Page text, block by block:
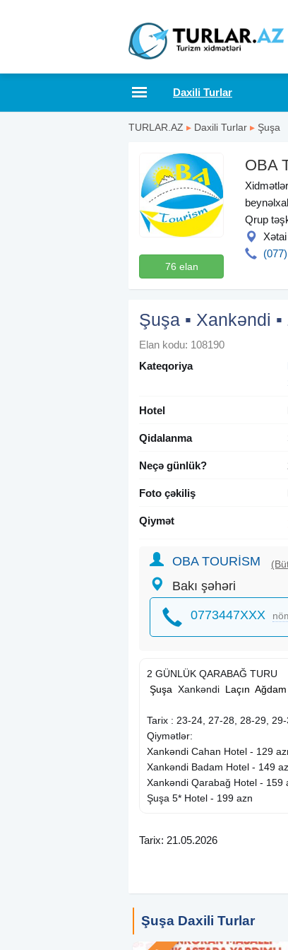
Daxili Turlar
TURLAR.AZ ▸ Daxili Turlar ▸ Şuşa
76 elan
OBA
Qrup
Şuşa ▪︎ Xankəndi
Elan kodu: 108190
Kateqoriya
Hotel
Qidalanma
Neçə günlük?
Foto çəkiliş
Qiymət
OBA TOURİSM
Bakı şəhəri
0773447XXX
2 GÜNLÜK QARABAĞ TURU
Şuşa ︎ Xankəndi ︎ Laçın Ağdam
Tarix : 23-24, 27-28, 28-29,
Qiymətlər:
Xankəndi Cahan Hotel - 129
Xankəndi Badam Hotel - 149
Xankəndi Qarabağ Hotel - 159
Şuşa 5* Hotel - 199 azn
• Portal qeydiyyatı
• Hoteldə gecələmə
• Gəzintilər
Tarix: 21.05.2026
Şuşa Daxili Turlar